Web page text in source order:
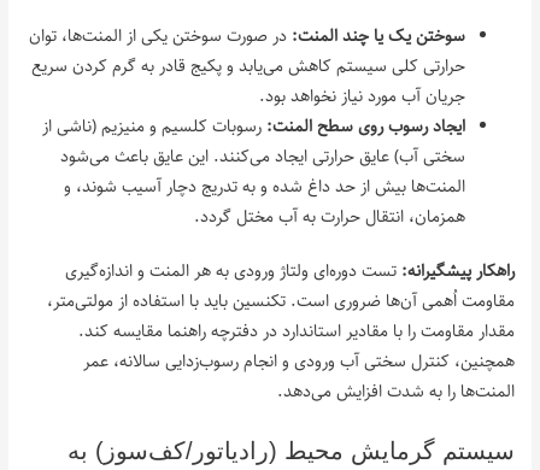
سوختن یک یا چند المنت: در صورت سوختن یکی از المنت‌ها، توان
حرارتی کلی سیستم کاهش می‌یابد و پکیج قادر به گرم کردن سریع
جریان آب مورد نیاز نخواهد بود.
ایجاد رسوب روی سطح المنت: رسوبات کلسیم و منیزیم (ناشی از
سختی آب) عایق حرارتی ایجاد می‌کنند. این عایق باعث می‌شود
المنت‌ها بیش از حد داغ شده و به تدریج دچار آسیب شوند، و
همزمان، انتقال حرارت به آب مختل گردد.
راهکار پیشگیرانه: تست دوره‌ای ولتاژ ورودی به هر المنت و اندازه‌گیری
مقاومت اُهمی آن‌ها ضروری است. تکنسین باید با استفاده از مولتی‌متر،
مقدار مقاومت را با مقادیر استاندارد در دفترچه راهنما مقایسه کند.
همچنین، کنترل سختی آب ورودی و انجام رسوب‌زدایی سالانه، عمر
المنت‌ها را به شدت افزایش می‌دهد.
سیستم گرمایش محیط (رادیاتور/کف‌سوز) به